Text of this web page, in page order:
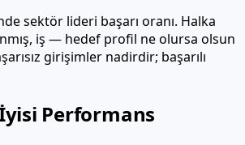
sektör lideri başarı oranı. Halka
iş — hedef profil ne olursa olsun
girişimler nadirdir; başarılı
İyisi Performans